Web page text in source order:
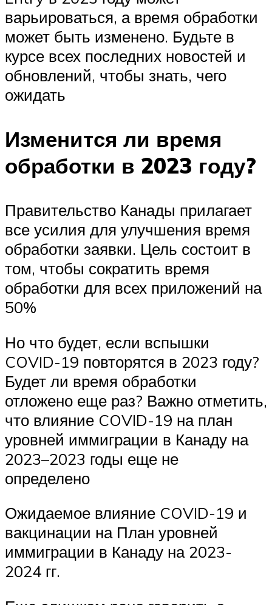
варьироваться, а время обработки
может быть изменено. Будьте в
курсе всех последних новостей и
обновлений, чтобы знать, чего
ожидать
Изменится ли время
обработки в 2023 году?
Правительство Канады прилагает
все усилия для улучшения время
обработки заявки. Цель состоит в
том, чтобы сократить время
обработки для всех приложений на
50%
Но что будет, если вспышки
COVID-19 повторятся в 2023 году?
Будет ли время обработки
отложено еще раз? Важно отметить,
что влияние COVID-19 на план
уровней иммиграции в Канаду на
2023–2023 годы еще не
определено
Ожидаемое влияние COVID-19 и
вакцинации на План уровней
иммиграции в Канаду на 2023-
2024 гг.